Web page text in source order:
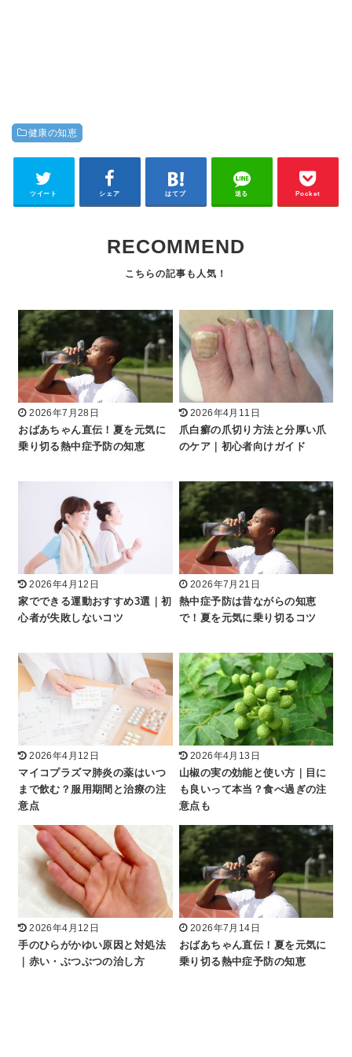
健康の知恵
ツイート シェア はてブ 送る Pocket
RECOMMEND
2026年7月28日
おばあちゃん直伝！夏を元気に
乗り切る熱中症予防の知恵
2026年4月11日
爪白癬の爪切り方法と分厚い爪
のケア｜初心者向けガイド
2026年4月12日
家でできる運動おすすめ3選｜初
心者が失敗しないコツ
2026年7月21日
熱中症予防は昔ながらの知恵
で！夏を元気に乗り切るコツ
2026年4月12日
マイコプラズマ肺炎の薬はいつ
まで飲む？服用期間と治療の注
意点
2026年4月13日
山椒の実の効能と使い方｜目に
も良いって本当？食べ過ぎの注
意点も
2026年4月12日
手のひらがかゆい原因と対処法
｜赤い・ぶつぶつの治し方
2026年7月14日
おばあちゃん直伝！夏を元気に
乗り切る熱中症予防の知恵